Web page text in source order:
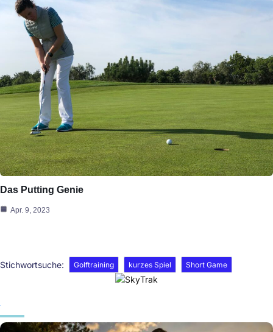
Das Putting Genie
Apr. 9, 2023
Stichwortsuche: Golftraining kurzes Spiel Short Game